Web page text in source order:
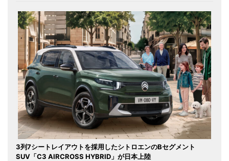
3列7シートレイアウトを採用したシトロエンのBセグメント
SUV「C3 AIRCROSS HYBRID」が日本上陸